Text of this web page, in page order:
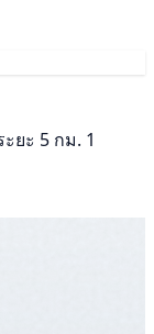
ยะ 5 กม. 1